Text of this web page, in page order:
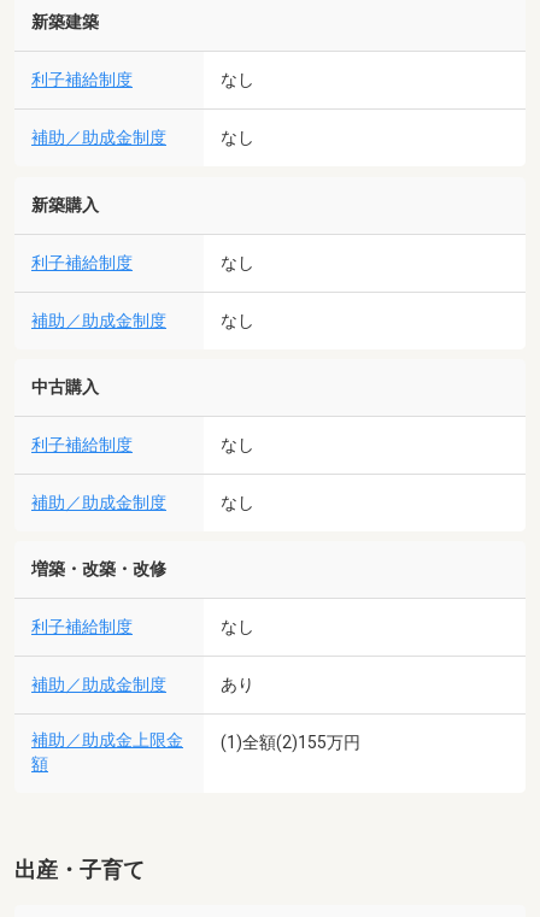
新築建築
利子補給制度 なし
補助／助成金制度 なし
新築購入
利子補給制度 なし
補助／助成金制度 なし
中古購入
利子補給制度 なし
補助／助成金制度 なし
増築・改築・改修
利子補給制度 なし
補助／助成金制度 あり
補助／助成金上限金
額
(1)全額(2)155万円
出産・子育て